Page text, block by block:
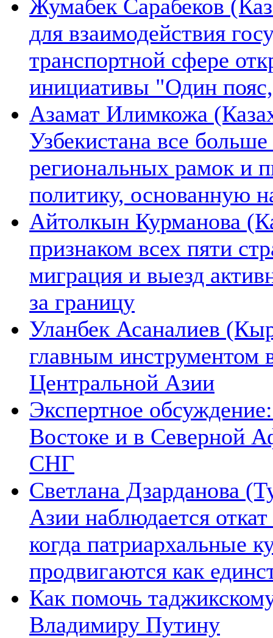
Жумабек Сарабеков
для взаимодействия
транспортной сфере
инициативы "Один
Азамат Илимкожа
Узбекистана все
региональных рамок и
политику, основанную
Айтолкын Курманова
признаком всех пяти
миграция и выезд
за границу
Уланбек Асаналиев
главным инструментом
Центральной Азии
Экспертное
Востоке и в Северной
СНГ
Светлана Дзарданова
Азии наблюдается
когда патриархальные
продвигаются как
Как помочь
Владимиру Путину